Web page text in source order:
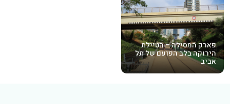
פארק המסילה – הטיילת
הירוקה בלב הפועם של תל
אביב